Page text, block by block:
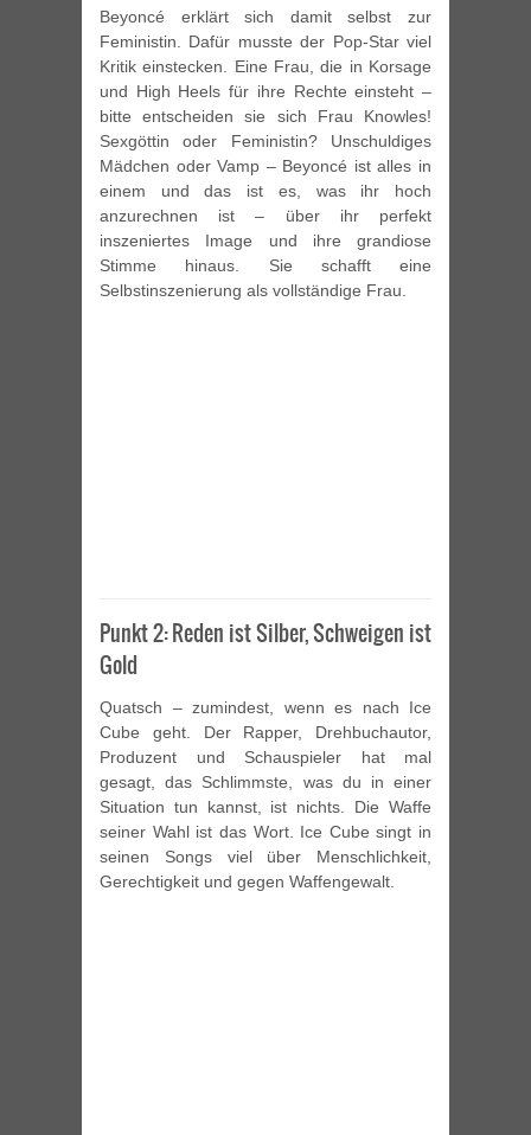
Beyoncé erklärt sich damit selbst zur
Feministin. Dafür musste der Pop-Star viel
Kritik einstecken. Eine Frau, die in Korsage
und High Heels für ihre Rechte einsteht –
bitte entscheiden sie sich Frau Knowles!
Sexgöttin oder Feministin? Unschuldiges
Mädchen oder Vamp – Beyoncé ist alles in
einem und das ist es, was ihr hoch
anzurechnen ist – über ihr perfekt
inszeniertes Image und ihre grandiose
Stimme hinaus. Sie schafft eine
Selbstinszenierung als vollständige Frau.
Punkt 2: Reden ist Silber, Schweigen ist
Gold
Quatsch – zumindest, wenn es nach Ice
Cube geht. Der Rapper, Drehbuchautor,
Produzent und Schauspieler hat mal
gesagt, das Schlimmste, was du in einer
Situation tun kannst, ist nichts. Die Waffe
seiner Wahl ist das Wort. Ice Cube singt in
seinen Songs viel über Menschlichkeit,
Gerechtigkeit und gegen Waffengewalt.